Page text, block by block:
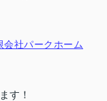
会社パークホーム
す！